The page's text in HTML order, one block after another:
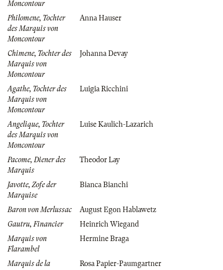
Moncontour
Philomene, Tochter
des Marquis von
Moncontour
Anna Hauser
Chimene, Tochter des
Marquis von
Moncontour
Johanna Devay
Agathe, Tochter des
Marquis von
Moncontour
Luigia Ricchini
Angelique, Tochter
des Marquis von
Moncontour
Luise Kaulich-Lazarich
Pacome, Diener des
Marquis
Theodor Lay
Javotte, Zofe der
Marquise
Bianca Bianchi
Baron von Merlussac
August Egon Hablawetz
Gautru, Financier
Heinrich Wiegand
Marquis von
Flarambel
Hermine Braga
Marquis de la Rosa Papier-Paumgartner